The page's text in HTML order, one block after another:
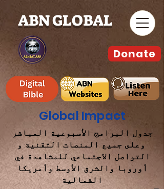
ABN GLOBAL
Global Impact
جدول البرامج الأسبوعية المباشر
وعلى جميع المنصات التقنية و
التواصل الاجتماعي للمشاهدة في
أوروبا والشرق الأوسط وأمريكا
الشمالية
Donate